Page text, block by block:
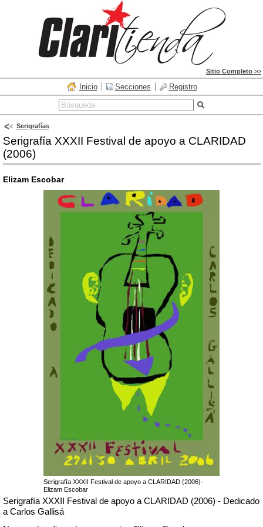
Sitio Completo >>
Inicio Secciones Registro
Serigrafías
Serigrafía XXXII Festival de apoyo a CLARIDAD
(2006)
Elizam Escobar
Serigrafía XXXII Festival de apoyo a CLARIDAD (2006)-
Elizam Escobar
Serigrafía XXXII Festival de apoyo a CLARIDAD (2006) - Dedicado
a Carlos Gallisá